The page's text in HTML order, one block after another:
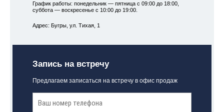
График работы: понедельник — пятница с 09:00 до 18:00,
суббота — воскресенье с 10:00 до 19:00.
Адрес: Бугры, ул. Тихая, 1
Запись на встречу
Предлагаем записаться на встречу в офис продаж